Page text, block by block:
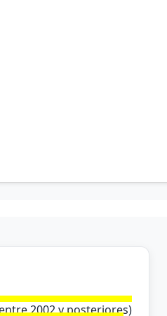
2002 y posteriores)